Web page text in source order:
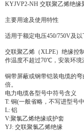
KYJVP2-NH 交联聚乙烯绝
主要用途及使用特性
适用于额定电压450/750V及
交联聚乙烯（XLPE）绝缘控
作温度不超过70℃，安装环
铜带屏蔽或钢带铠装电缆的
倍。
电力电缆各型号中符号含义
T: 铜(一般省略，不写进型号
L: 铝
V:聚氯乙烯绝缘或护套
YJ: 交联聚氯乙烯绝缘